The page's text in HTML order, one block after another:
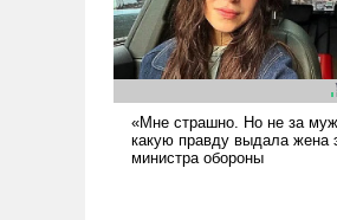
идеей.